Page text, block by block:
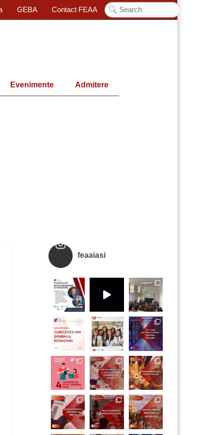
GEBA Contact FEAA
Evenimente Admitere
feaaiasi